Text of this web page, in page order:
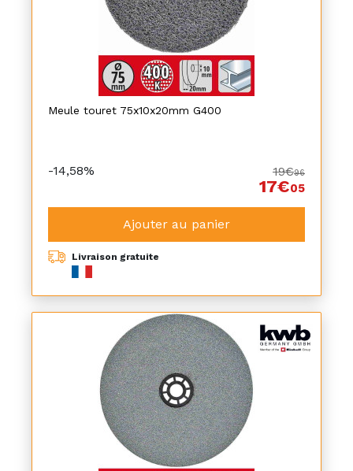
Meule touret 75x10x20mm G400
-14,58% 19€96
17€05
Ajouter au panier
Livraison gratuite